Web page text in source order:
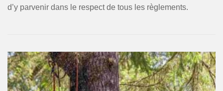
d’y parvenir dans le respect de tous les règlements.